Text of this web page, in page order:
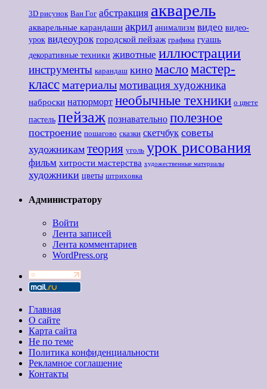
3D рисунок Ван Гог абстракция акварель
акварельные карандаши акрил анимализм видео видео-
урок видеоурок городской пейзаж графика гуашь
декоративные техники животные иллюстрации
инструменты карандаш кино масломастер-
классматериалымотивация художника
наброски натюрморт необычные техники о цвете
пастель пейзаж познавательно полезное
построение пошагово сказки скетчбук советы
художникам теория уголь урок рисования
фильм хитрости мастерства художественные материалы
художники цветы штриховка
Администратору
Войти
Лента записей
Лента комментариев
WordPress.org
Главная
О сайте
Карта сайта
Не по теме
Политика конфиденциальности
Рекламное соглашение
Контакты